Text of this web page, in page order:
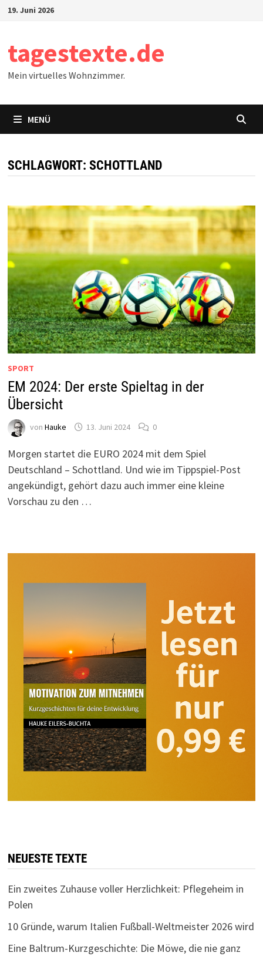
Zum19. Juni 2026
tagestexte.de
Mein virtuelles Wohnzimmer.
MENÜ
SCHLAGWORT: SCHOTTLAND
SPORT
EM 2024: Der erste Spieltag in der
Übersicht
von Hauke 13. Juni 2024 0
Morgen startet die EURO 2024 mit dem Spiel
Deutschland – Schottland. Und wie im Tippspiel-Post
angekündigt, gehört dazu auch immer eine kleine
Vorschau zu den …
NEUESTE TEXTE
Ein zweites Zuhause voller Herzlichkeit: Pflegeheim in
Polen
10 Gründe, warum Italien Fußball-Weltmeister 2026 wird
Eine Baltrum-Kurzgeschichte: Die Möwe, die nie ganz